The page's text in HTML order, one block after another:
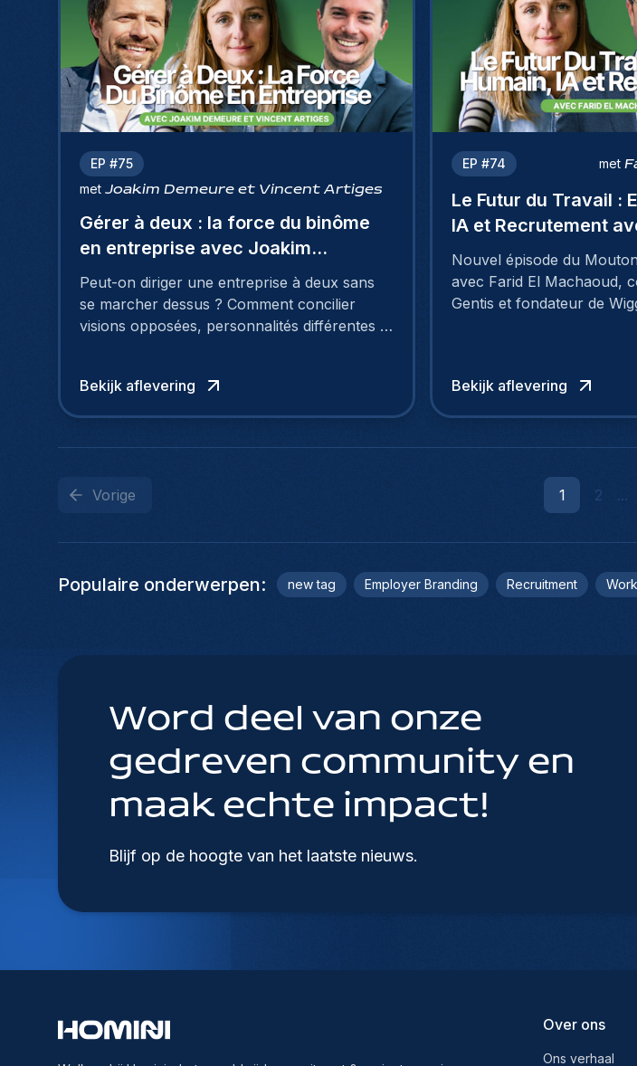
EP #75
met Joakim Demeure et Vincent Artiges
Gérer à deux : la force du binôme
en entreprise avec Joakim
Demeure et Vincent Artiges
Peut-on diriger une entreprise à deux sans
se marcher dessus ? Comment concilier
visions opposées, personnalités différentes et
d’entreprise ?
Bekijk aflevering
EP #74 met
Le Futur du Travail :
IA et Recrutement
Machaoud
Nouvel épisode du
avec Farid El Machaoud,
Gentis et fondateur de
Bekijk aflevering
Vorige 1 2 ...
Populaire onderwerpen: new tag Employer Branding Recruitment
Word deel van onze
gedreven community en
maak echte impact!
Blijf op de hoogte van het laatste nieuws.
Over ons
Ons verhaal